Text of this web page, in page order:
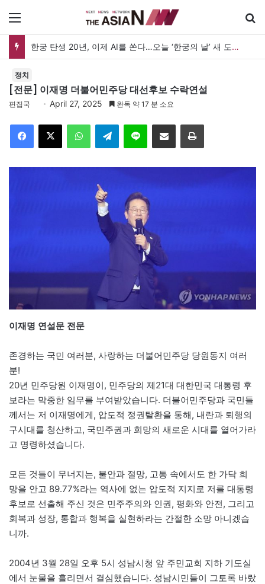
메뉴
한궁 탄생 20년, 이제 AI를 쏜다…오늘 ‘한궁의 날’ 새 도약 선언
정치
[전문] 이재명 더불어민주당 대선후보 수락연설
편집국 April 27, 2025 완독 약 17 분 소요
Facebook
X WhatsAppTelegramLine 이메일 인쇄
이재명 연설문 전문
존경하는 국민 여러분, 사랑하는 더불어민주당 당원동지 여러
분!
20년 민주당원 이재명이, 민주당의 제21대 대한민국 대통령 후
보라는 막중한 임무를 부여받았습니다. 더불어민주당과 국민들
께서는 저 이재명에게, 압도적 정권탈환을 통해, 내란과 퇴행의
구시대를 청산하고, 국민주권과 희망의 새로운 시대를 열어가라
고 명령하셨습니다.
모든 것들이 무너지는, 불안과 절망, 고통 속에서도 한 가닥 희
망을 안고 89.77%라는 역사에 없는 압도적 지지로 저를 대통령
후보로 선출해 주신 것은 민주주의와 인권, 평화와 안전, 그리고
회복과 성장, 통합과 행복을 실현하라는 간절한 소망 아니겠습
니까.
2004년 3월 28일 오후 5시 성남시청 앞 주민교회 지하 기도실
에서 눈물을 흘리면서 결심했습니다. 성남시민들이 그토록 바랐